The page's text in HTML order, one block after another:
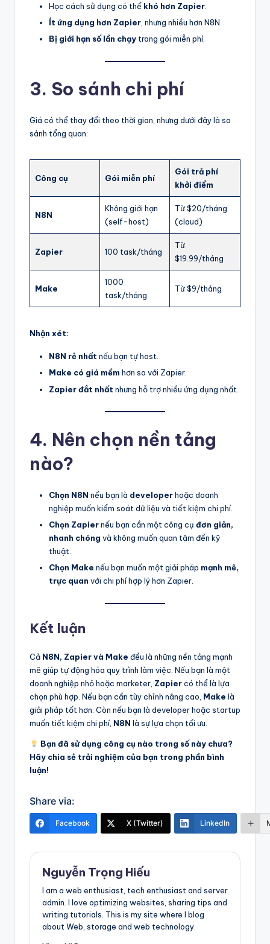
Học cách sử dụng có thể khó hơn Zapier
Ít ứng dụng hơn Zapier , nhưng nhiều hơn N8N.
Bị giới hạn số lần chạy trong gói miễn phí.
3. So sánh chi phí
Giá có thể thay đổi theo thời gian, nhưng dưới đây là so
sánh tổng quan:
Công cụ Gói miễn phí
Gói trả phí
khởi điểm
N8N
Không giới hạn
(self-host)
Từ $20/tháng
(cloud)
Zapier 100 task/tháng
Từ
$19.99/tháng
Make
1000
task/tháng
Từ $9/tháng
Nhận xét:
N8N rẻ nhất nếu bạn tự host.
Make có giá mềm hơn so với Zapier.
Zapier đắt nhất nhưng hỗ trợ nhiều ứng dụng nhất.
4. Nên chọn nền tảng
nào?
Chọn N8N nếu bạn là developerhoặc doanh
nghiệp muốn kiểm soát dữ liệu và tiết kiệm chi phí.
Chọn Zapiernếu bạn cần một công cụ đơn giản,
nhanh chóng và không muốn quan tâm đến kỹ
thuật.
Chọn Make nếu bạn muốn một giải pháp mạnh mẽ,
trực quan với chi phí hợp lý hơn Zapier.
Kết luận
Cả N8N, Zapier và Make đều là những nền tảng mạnh
mẽ giúp tự động hóa quy trình làm việc. Nếu bạn là một
doanh nghiệp nhỏ hoặc marketer, Zapiercó thể là lựa
chọn phù hợp. Nếu bạn cần tùy chỉnh nâng cao, Make là
giải pháp tốt hơn. Còn nếu bạn là developer hoặc startup
muốn tiết kiệm chi phí, N8N là sự lựa chọn tối ưu.
Bạn đã sử dụng công cụ nào trong số này chưa?
Hãy chia sẻ trải nghiệm của bạn trong phần bình
luận!
Share via:
Facebook X (Twitter) LinkedIn
Nguyễn Trọng Hiếu
I am a web enthusiast, tech enthusiast and server
admin. I love optimizing websites, sharing tips and
writing tutorials. This is my site where I blog
about Web, storage and web technology.